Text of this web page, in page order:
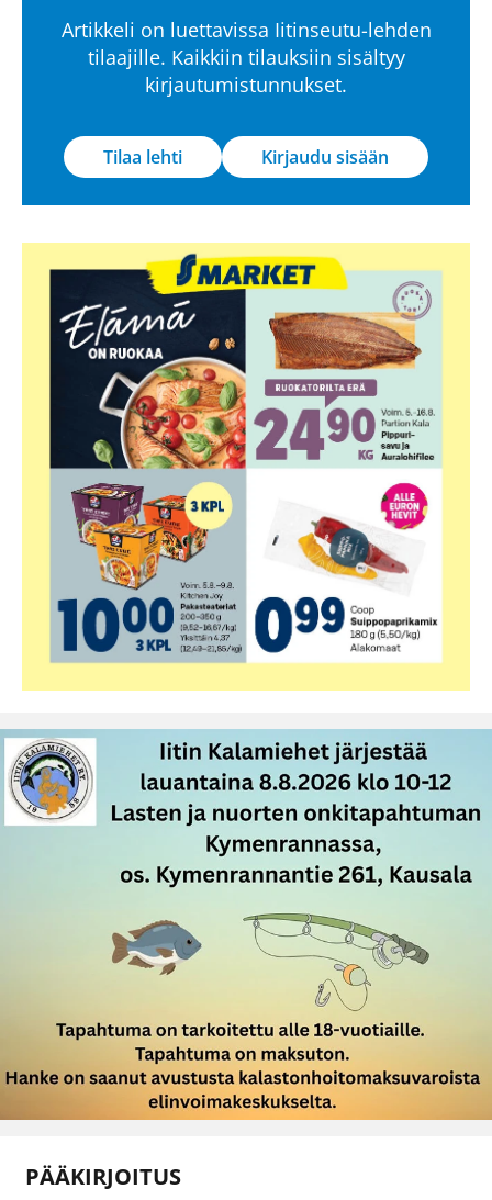
Artikkeli on luettavissa Iitinseutu-lehden
tilaajille. Kaikkiin tilauksiin sisältyy
kirjautumistunnukset.
Tilaa lehti Kirjaudu sisään
PÄÄKIRJOITUS